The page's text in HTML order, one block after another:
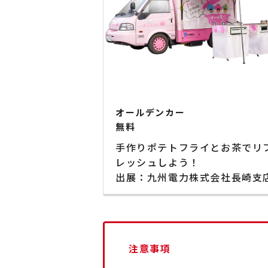
オールデンカー
無料
手作りポテトフライとお茶でリ
レッシュしよう！
出展：九州電力株式会社長崎支
注意事項